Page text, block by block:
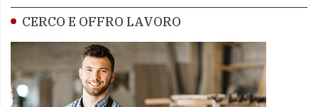
CERCO E OFFRO LAVORO